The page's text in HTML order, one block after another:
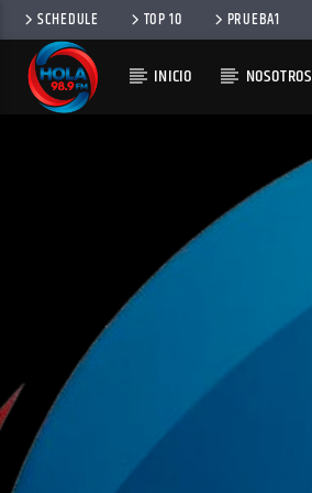
SCHEDULE TOP 10 PRUEBA1
INICIO NOSOTROS